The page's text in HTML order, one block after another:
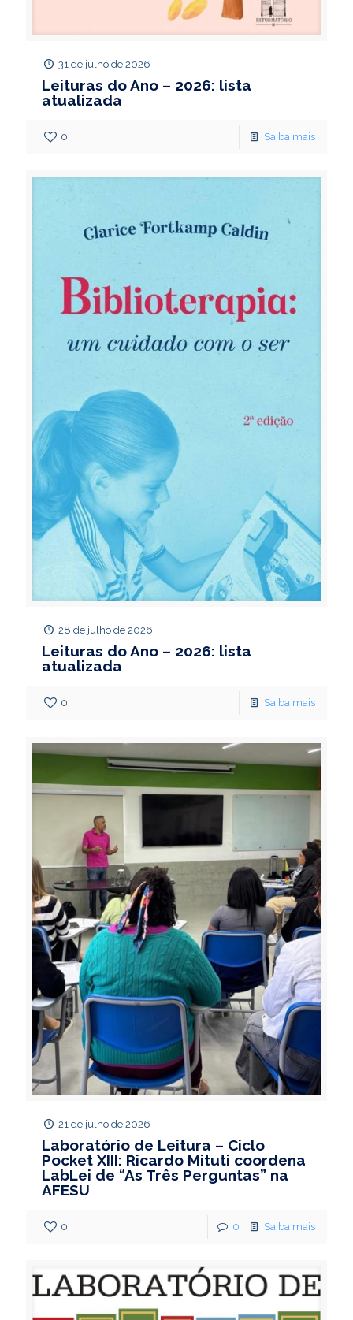
31 de julho de 2026
Leituras do Ano – 2026: lista
atualizada
0 Saiba mais
28 de julho de 2026
Leituras do Ano – 2026: lista
atualizada
0 Saiba mais
21 de julho de 2026
Laboratório de Leitura – Ciclo
Pocket XIII: Ricardo Mituti coordena
LabLei de “As Três Perguntas” na
AFESU
0 0 Saiba mais